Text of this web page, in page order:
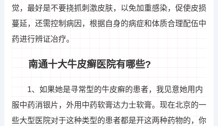
觉，最好是不要挠抓刺激皮肤，以免加重感染，促使皮损
蔓延，还需控制病因，根据自身的病症和体质合理配伍中
药进行辨证冶疗。
南通十大牛皮癣医院有哪些?
1、如果她是寻常型的牛皮癣的患者，我见意她用内
服中药消银片，外用中药软膏达力士软膏。现在北京的一
些大型医院对于这种类型的患者都是开这两种药物的，你